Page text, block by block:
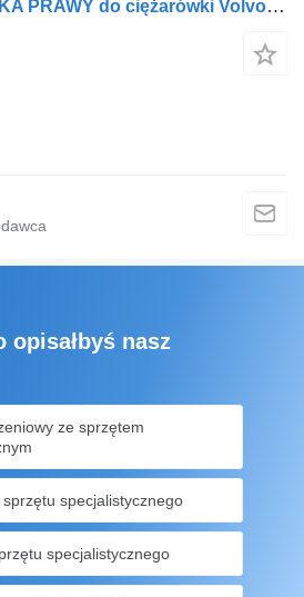
NAROŻNIK ZDERZAKA PRAWY do ciężarówki Volvo FE (2013-)
opisałbyś nasz
ze sprzętem
specjalistycznego
specjalistycznego